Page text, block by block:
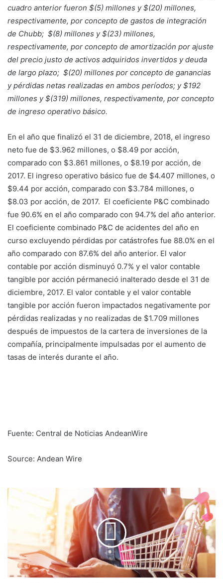
cuadro anterior fueron $(5) millones y $(20) millones,
respectivamente, por concepto de gastos de integración
de Chubb; $(8) millones y $(23) millones,
respectivamente, por concepto de amortización por ajuste
del precio justo de activos adquiridos invertidos y deuda
de largo plazo; $(20) millones por concepto de ganancias
y pérdidas netas realizadas en ambos períodos; y $192
millones y $(319) millones, respectivamente, por concepto
de ingreso operativo básico.
En el año que finalizó el 31 de diciembre, 2018, el ingreso
neto fue de $3.962 millones, o $8.49 por acción,
comparado con $3.861 millones, o $8.19 por acción, de
2017. El ingreso operativo básico fue de $4.407 millones, o
$9.44 por acción, comparado con $3.784 millones, o
$8.03 por acción, de 2017. El coeficiente P&C combinado
fue 90.6% en el año comparado con 94.7% del año anterior.
El coeficiente combinado P&C de acidentes del año en
curso excluyendo pérdidas por catástrofes fue 88.0% en el
año comparado con 87.6% del año anterior. El valor
contable por acción disminuyó 0.7% y el valor contable
tangible por acción pérmaneció inalterado desde el 31 de
diciembre, 2017. El valor contable y el valor contable
tangible por acción fueron impactados negativamente por
pérdidas realizadas y no realizadas de $1.709 millones
después de impuestos de la cartera de inversiones de la
compañía, principalmente impulsadas por el aumento de
tasas de interés durante el año.
Fuente: Central de Noticias AndeanWire
Source: Andean Wire